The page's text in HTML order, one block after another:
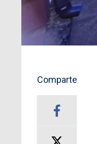
Comparte